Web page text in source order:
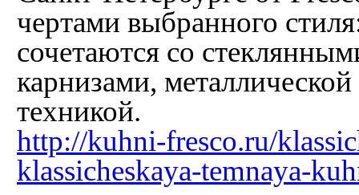
чертами выбранного
сочетаются со
карнизами,
техникой.
http://kuhni-fresco.ru/
klassicheskaya-temnaya-